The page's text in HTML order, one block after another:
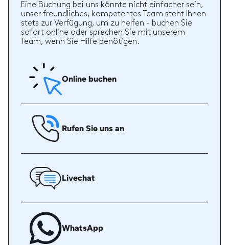
Eine Buchung bei uns könnte nicht einfacher sein,
unser freundliches, kompetentes Team steht Ihnen
stets zur Verfügung, um zu helfen - buchen Sie
sofort online oder sprechen Sie mit unserem
Team, wenn Sie Hilfe benötigen.
Online buchen
Rufen Sie uns an
Livechat
WhatsApp